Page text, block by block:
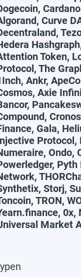
Curve
Token,
The
Ankr,
Axie
Gala,
Protocol,
Ondo,
Storj,
TRON,
0x,
Market